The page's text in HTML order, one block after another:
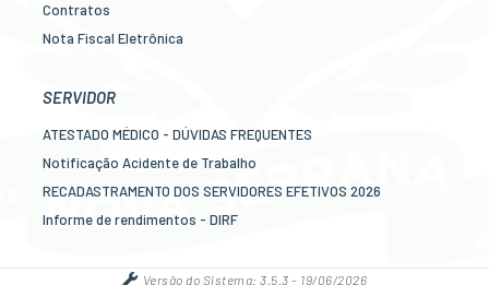
Contratos
Nota Fiscal Eletrônica
Transparência
SERVIDOR
ATESTADO MÉDICO - DÚVIDAS FREQUENTES
Notificação Acidente de Trabalho
RECADASTRAMENTO DOS SERVIDORES EFETIVOS 2026
Informe de rendimentos - DIRF
Mais serviços online para o servidor
Versão do Sistema:3.5.3 - 19/06/2026